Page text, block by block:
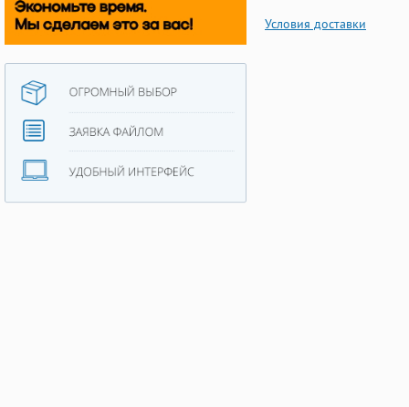
Условия доставки